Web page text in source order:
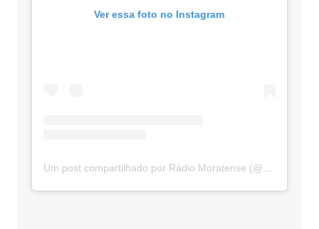
Ver essa foto no Instagram
Um post compartilhado por Rádio Moratense (@radio_moratense)